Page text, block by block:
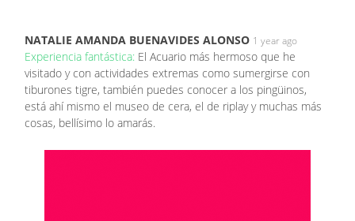
NATALIE AMANDA BUENAVIDES ALONSO 1 year ago
Experiencia fantástica: El Acuario más hermoso que he
visitado y con actividades extremas como sumergirse con
tiburones tigre, también puedes conocer a los pingüinos,
está ahí mismo el museo de cera, el de riplay y muchas más
cosas, bellísimo lo amarás.